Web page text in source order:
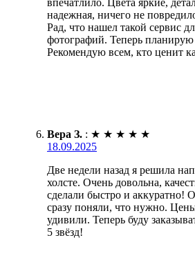
надежная, ничего не
Рад, что нашел такой сервис
фотографий. Теперь планирую
Рекомендую всем, кто ценит
Вера З. : ★ ★ ★ ★ ★
18.09.2025
Две недели назад я решила
холсте. Очень довольна,
сделали быстро и аккуратно!
сразу поняли, что нужно.
удивили. Теперь буду
5 звёзд!